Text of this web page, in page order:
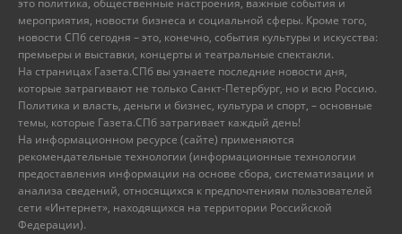
мероприятия, новости бизнеса и социальной сферы. Кроме того,
новости СПб сегодня – это, конечно, события культуры и искусства:
премьеры и выставки, концерты и театральные спектакли.
На страницах Газета.СПб вы узнаете последние новости дня,
которые затрагивают не только Санкт-Петербург, но и всю Россию.
Политика и власть, деньги и бизнес, культура и спорт, – основные
темы, которые Газета.СПб затрагивает каждый день!
На информационном ресурсе (сайте) применяются
рекомендательные технологии (информационные технологии
предоставления информации на основе сбора, систематизации и
анализа сведений, относящихся к предпочтениям пользователей
сети «Интернет», находящихся на территории Российской
Федерации).